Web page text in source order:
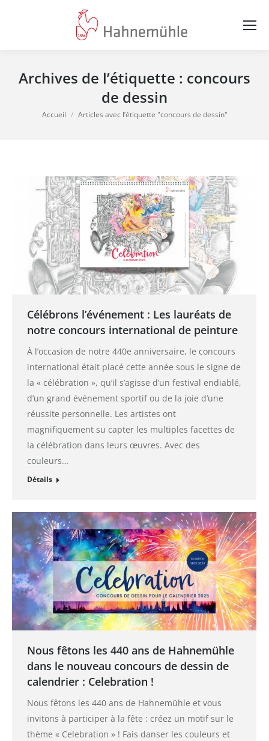
Archives de l’étiquette : concours
de dessin
Vous êtes ici :
Accueil Articles avec l’étiquette "concours de dessin"
Célébrons l’événement : Les lauréats de
notre concours international de peinture
À l’occasion de notre 440e anniversaire, le concours
international était placé cette année sous le signe de
la « célébration », qu’il s’agisse d’un festival endiablé,
d’un grand événement sportif ou de la joie d’une
réussite personnelle. Les artistes ont
magnifiquement su capter les multiples facettes de
la célébration dans leurs œuvres. Avec des
couleurs…
Détails
Nous fêtons les 440 ans de Hahnemühle
dans le nouveau concours de dessin de
calendrier : Celebration !
Nous fêtons les 440 ans de Hahnemühle et vous
invitons à participer à la fête : créez un motif sur le
thème « Celebration » ! Fais danser les couleurs et